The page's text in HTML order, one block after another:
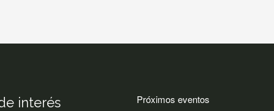
interés Próximos eventos